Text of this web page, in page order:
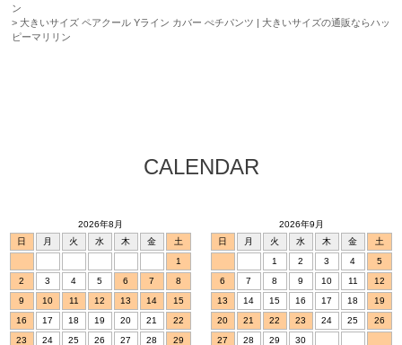
ン
大きいサイズ ペアクール Yライン カバー ぺチパンツ | 大きいサイズの通販ならハッ
ピーマリリン
CALENDAR
2026年8月
日
月 火 水 木 金
土
1
2
3 4 5 6 7
8
9
10 11 12 13 14
15
16
17 18 19 20 21
22
23
24 25 26 27 28 29
2026年9月
日
月 火 水 木 金
土
1
2 3 4
5
6
7 8 9 10 11
12
13
14 15 16 17 18
19
20
21 22 23 24 25
26
27
28 29 30